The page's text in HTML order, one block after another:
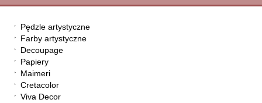
Pędzle artystyczne
Farby artystyczne
Decoupage
Papiery
Maimeri
Cretacolor
Viva Decor